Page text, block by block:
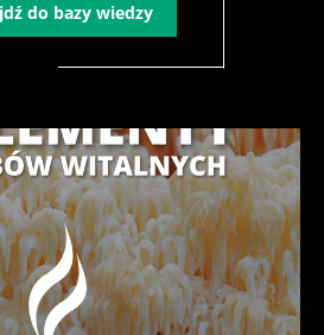
do bazy wiedzy